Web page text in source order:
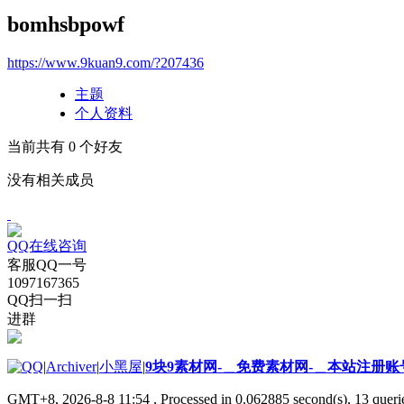
bomhsbpowf
https://www.9kuan9.com/?207436
主题
个人资料
当前共有 0 个好友
没有相关成员
QQ在线咨询
客服QQ一号
1097167365
QQ扫一扫
进群
|Archiver|小黑屋|9块9素材网-＿免费素材网-＿本站注册账
GMT+8, 2026-8-8 11:54 , Processed in 0.062885 second(s), 13